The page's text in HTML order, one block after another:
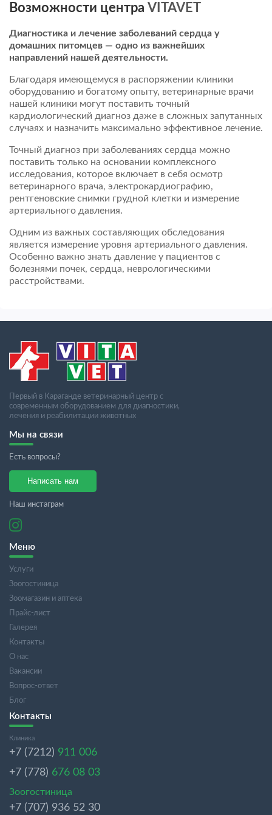
Возможности центра VITAVET
Диагностика и лечение заболеваний сердца у
домашних питомцев — одно из важнейших
направлений нашей деятельности.
Благодаря имеющемуся в распоряжении клиники
оборудованию и богатому опыту, ветеринарные врачи
нашей клиники могут поставить точный
кардиологический диагноз даже в сложных запутанных
случаях и назначить максимально эффективное лечение.
Точный диагноз при заболеваниях сердца можно
поставить только на основании комплексного
исследования, которое включает в себя осмотр
ветеринарного врача, электрокардиографию,
рентгеновские снимки грудной клетки и измерение
артериального давления.
Одним из важных составляющих обследования
является измерение уровня артериального давления.
Особенно важно знать давление у пациентов с
болезнями почек, сердца, неврологическими
расстройствами.
Первый в Караганде ветеринарный центр с
современным оборудованием для диагностики,
лечения и реабилитации животных
Мы на связи
Есть вопросы?
Написать нам
Наш инстаграм
Меню
Услуги
Зоогостиница
Зоомагазин и аптека
Прайс-лист
Галерея
Контакты
О нас
Вакансии
Вопрос-ответ
Блог
Контакты
Клиника
+7 (7212) 911 006
+7 (778) 676 08 03
Зоогостиница
+7 (707) 936 52 30